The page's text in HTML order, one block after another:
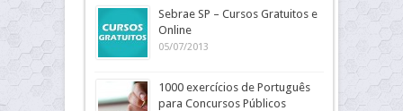
Sebrae SP – Cursos Gratuitos e
Online
05/07/2013
1000 exercícios de Português
para Concursos Públicos